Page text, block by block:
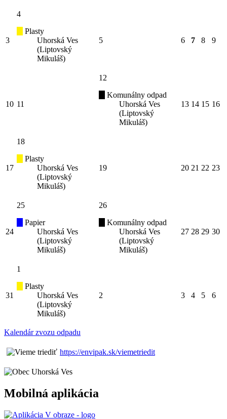
3
4
Plasty
Uhorská Ves
(Liptovský
Mikuláš)
5 6 7 8 9
10 11
12
Komunálny odpad
Uhorská Ves
(Liptovský
Mikuláš)
13 14 15 16
17
18
Plasty
Uhorská Ves
(Liptovský
Mikuláš)
19 20 21 22 23
24
25
Papier
Uhorská Ves
(Liptovský
Mikuláš)
26
Komunálny odpad
Uhorská Ves
(Liptovský
Mikuláš)
27 28 29 30
31
1
Plasty
Uhorská Ves
(Liptovský
Mikuláš)
2 3 4 5 6
Kalendár zvozu odpadu
https://envipak.sk/viemetriedit
Mobilná aplikácia